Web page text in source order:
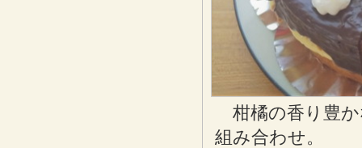
柑橘の香り豊か
組み合わせ。